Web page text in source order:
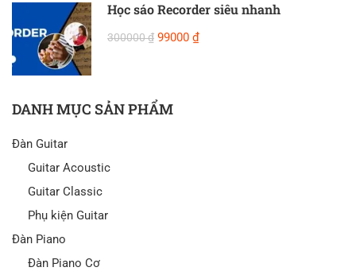
Học sáo Recorder siêu nhanh
300000 ₫ 99000 ₫
DANH MỤC SẢN PHẨM
Đàn Guitar
Guitar Acoustic
Guitar Classic
Phụ kiện Guitar
Đàn Piano
Đàn Piano Cơ